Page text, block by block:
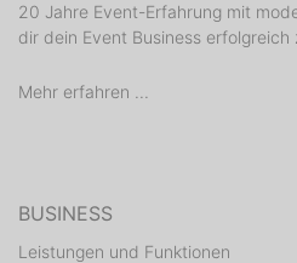
20 Jahre Event-Erfahrung mit
dir dein Event Business erfolgreich
Mehr erfahren ...
BUSINESS
Leistungen und Funktionen